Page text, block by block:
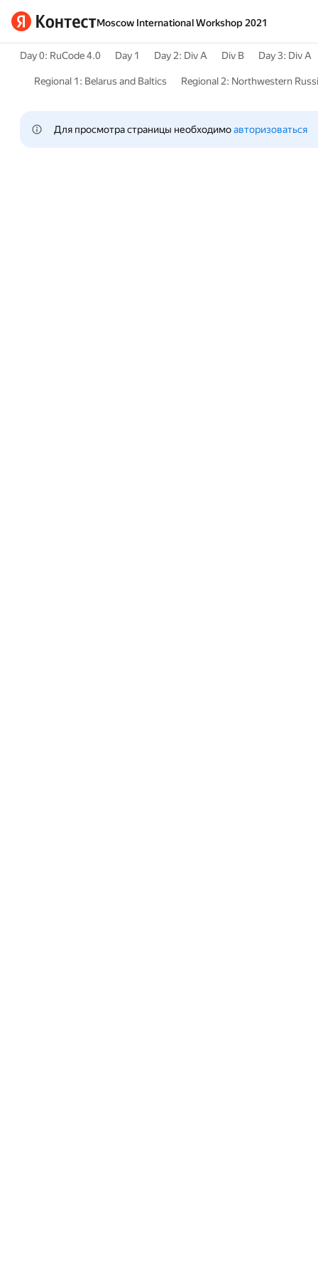
Moscow International Workshop 2021
Day 0: RuCode 4.0 Day 1 Day 2: Div A Div B Day 3: Div A
Regional 1: Belarus and Baltics Regional 2: Northwestern
Для просмотра страницы необходимо авторизоваться